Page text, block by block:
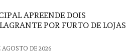
APREENDE DOIS
POR FURTO DE LOJAS
AGOSTO DE 2026